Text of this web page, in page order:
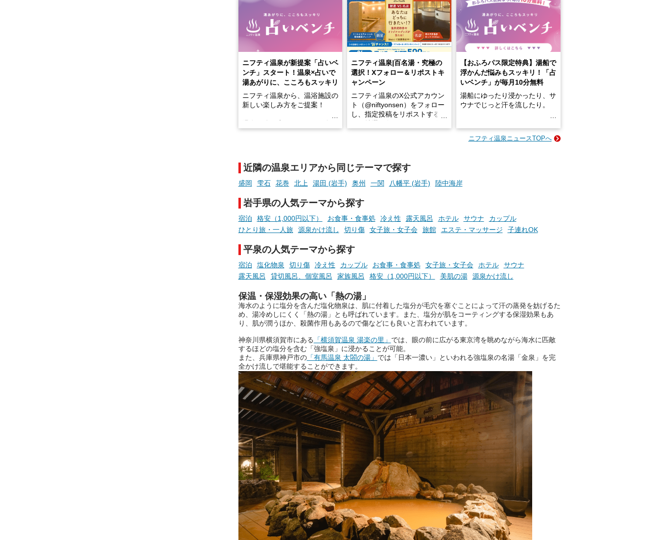
ニフティ温泉が新提案「占いベ
ンチ」スタート！温泉×占いで
湯あがりに、こころもスッキリ
ニフティ温泉から、温浴施設の
新しい楽しみ方をご提案！
手相やタロットなど気軽に楽し
める占いで、“ととのう”おふろ
時間を、もっと特別に。
ニフティ温泉|百名湯・究極の
選択！Xフォロー＆リポストキ
ャンペーン
ニフティ温泉のX公式アカウン
ト（@niftyonsen）をフォロー
し、指定投稿をリポストする
【おふろパス限定特典】湯船で
浮かんだ悩みもスッキリ！「占
いベンチ」が毎月10分無料
湯船にゆったり浸かったり、サ
ウナでじっと汗を流したり。
そんな「一人でぼんやり過ごす
でくることはありませんか？
お風呂でリラックスしているか
らこそ向き合える、大切な自分
の本音。
りの温まった心のまま相談でき
たら素敵ですよね。
ニフティ温泉の「占いベンチ」
は、そんなあなたの心のつぶや
きをプロの占い師に相談するこ
とができるサービスです。
おふろパス会員様なら、この特
別なひとときを「毎月10分無
料」でご利用いただけます。
お湯で体がほぐれたら、次は占
い師さんとお話しして、心もほ
ぐしてみませんか？
ニフティ温泉ニュースTOPへ
近隣の温泉エリアから同じテーマで探す
盛岡 雫石 花巻 北上 湯田 (岩手) 奥州 一関 八幡平 (岩手) 陸中海岸
岩手県の人気テーマから探す
宿泊 格安（1,000円以下） お食事・食事処 冷え性 露天風呂 ホテル サウナ
カップル
ひとり旅・一人旅
源泉かけ流し 切り傷 女子旅・女子会 旅館 エステ・マッサージ 子連れOK
平泉の人気テーマから探す
宿泊 塩化物泉 切り傷 冷え性 カップル お食事・食事処 女子旅・女子会 ホテル
サウナ
露天風呂
貸切風呂、個室風呂 家族風呂 格安（1,000円以下） 美肌の湯 源泉かけ流し
保温・保湿効果の高い「熱の湯」
海水のように塩分を含んだ塩化物泉は、肌に付着した塩分が毛穴を塞ぐことによって汗の蒸発を妨げるた
め、湯冷めしにくく「熱の湯」とも呼ばれています。また、塩分が肌をコーティングする保湿効果もあ
り、肌が潤うほか、殺菌作用もあるので傷などにも良いと言われています。
神奈川県横須賀市にある 「横須賀温泉 湯楽の里」 では、眼の前に広がる東京湾を眺めながら海水に匹敵
するほどの塩分を含む「強塩泉」に浸かることが可能。
また、兵庫県神戸市の「有馬温泉 太閤の湯」 では「日本一濃い」といわれる強塩泉の名湯「金泉」を完
全かけ流しで堪能することができます。